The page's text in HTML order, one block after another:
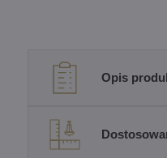
Opis